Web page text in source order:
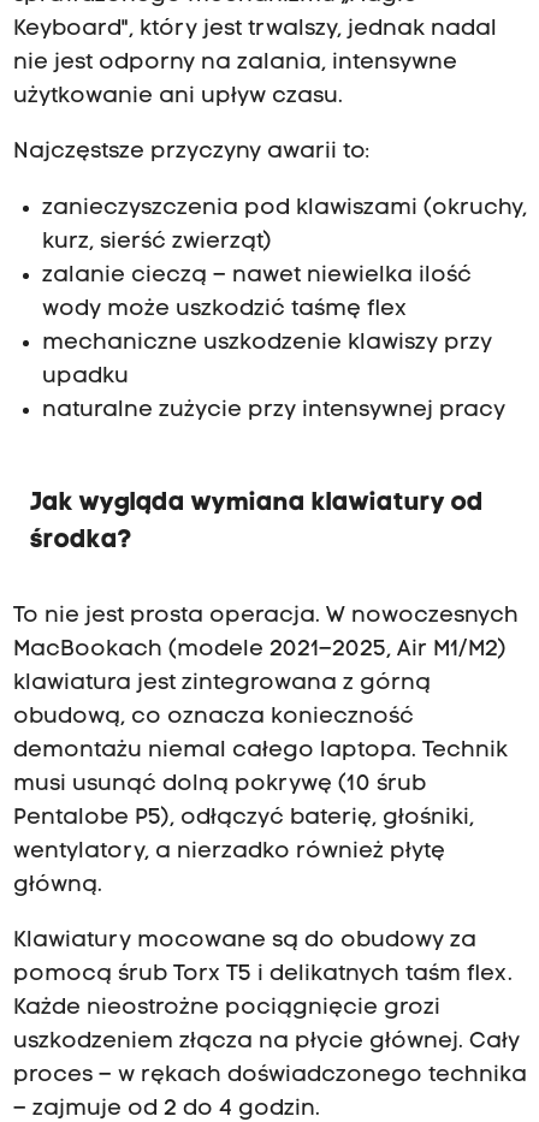
Keyboard", który jest trwalszy, jednak nadal
nie jest odporny na zalania, intensywne
użytkowanie ani upływ czasu.
Najczęstsze przyczyny awarii to:
zanieczyszczenia pod klawiszami (okruchy,
kurz, sierść zwierząt)
zalanie cieczą – nawet niewielka ilość
wody może uszkodzić taśmę flex
mechaniczne uszkodzenie klawiszy przy
upadku
naturalne zużycie przy intensywnej pracy
Jak wygląda wymiana klawiatury od
środka?
To nie jest prosta operacja. W nowoczesnych
MacBookach (modele 2021–2025, Air M1/M2)
klawiatura jest zintegrowana z górną
obudową, co oznacza konieczność
demontażu niemal całego laptopa. Technik
musi usunąć dolną pokrywę (10 śrub
Pentalobe P5), odłączyć baterię, głośniki,
wentylatory, a nierzadko również płytę
główną.
Klawiatury mocowane są do obudowy za
pomocą śrub Torx T5 i delikatnych taśm flex.
Każde nieostrożne pociągnięcie grozi
uszkodzeniem złącza na płycie głównej. Cały
proces – w rękach doświadczonego technika
– zajmuje od 2 do 4 godzin.